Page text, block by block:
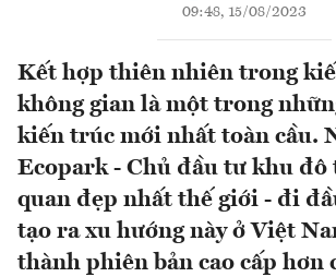
09:48, 15/08/2023
Kết hợp thiên nhiên trong
không gian là một trong
kiến trúc mới nhất toàn cầu.
Ecopark - Chủ đầu tư khu đô
quan đẹp nhất thế giới - đi
tạo ra xu hướng này ở Việt
thành phiên bản cao cấp hơn